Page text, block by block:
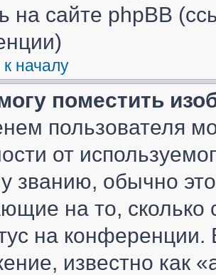
на сайте phpBB
началу
поместить
пользователя
от
званию, обычно это
на то,
на
известно как